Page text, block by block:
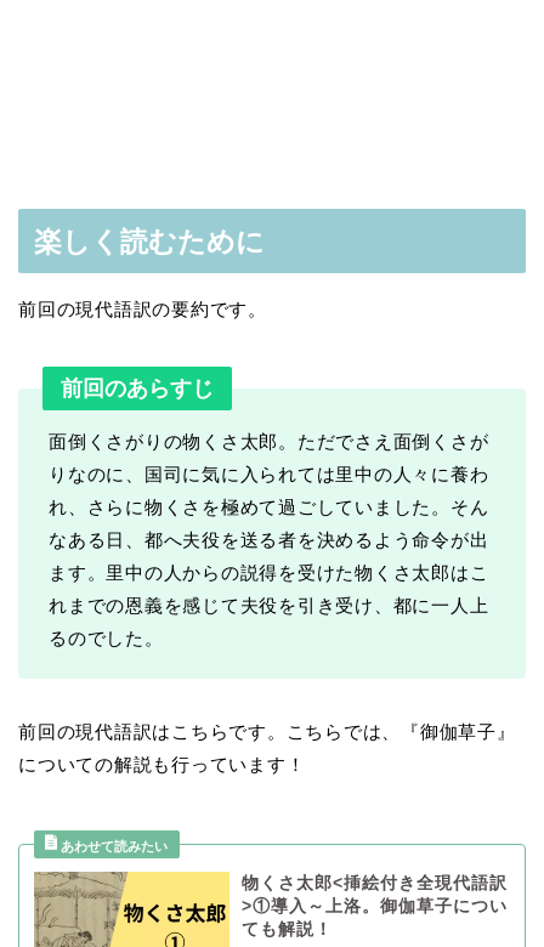
楽しく読むために
前回の現代語訳の要約です。
前回のあらすじ
面倒くさがりの物くさ太郎。ただでさえ面倒くさが
りなのに、国司に気に入られては里中の人々に養わ
れ、さらに物くさを極めて過ごしていました。そん
なある日、都へ夫役を送る者を決めるよう命令が出
ます。里中の人からの説得を受けた物くさ太郎はこ
れまでの恩義を感じて夫役を引き受け、都に一人上
るのでした。
前回の現代語訳はこちらです。こちらでは、『御伽草子』
についての解説も行っています！
物くさ太郎<挿絵付き全現代語訳
>①導入～上洛。御伽草子につい
ても解説！